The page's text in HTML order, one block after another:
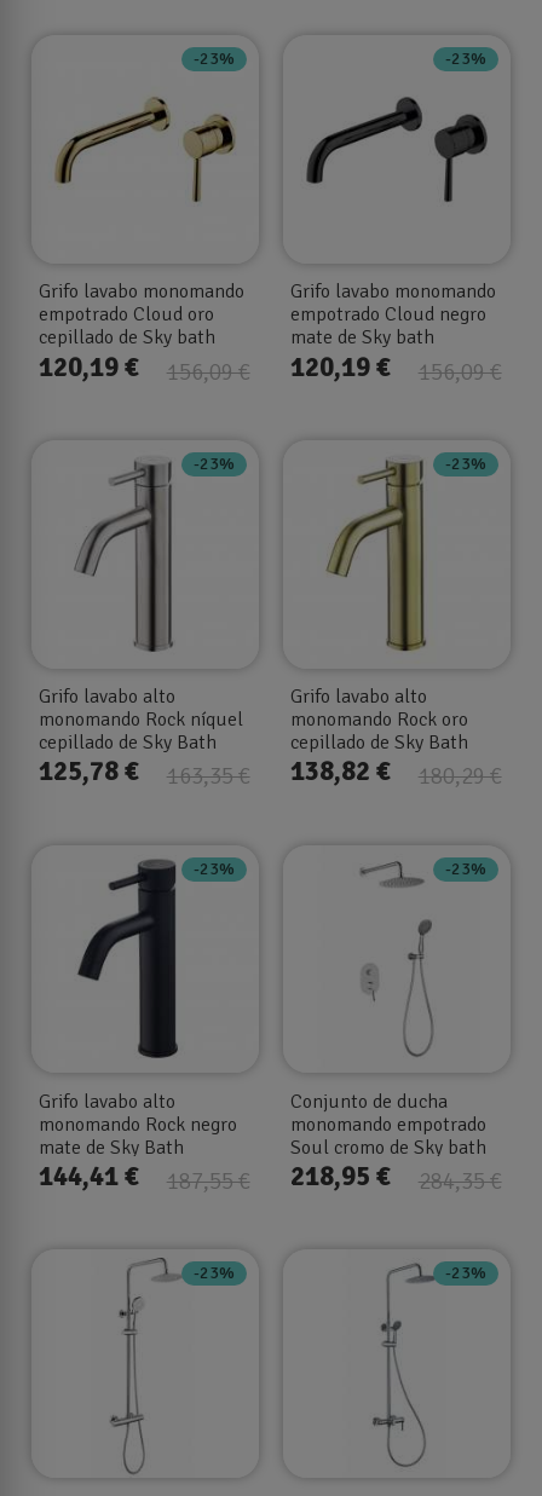
-23%
Grifo lavabo monomando
empotrado Cloud oro
cepillado de Sky bath
156,09 €
120,19 €
-23%
Grifo lavabo monomando
empotrado Cloud negro
mate de Sky bath
156,09 €
120,19 €
-23%
Grifo lavabo alto
monomando Rock níquel
cepillado de Sky Bath
163,35 €
125,78 €
-23%
Grifo lavabo alto
monomando Rock oro
cepillado de Sky Bath
180,29 €
138,82 €
-23%
Grifo lavabo alto
monomando Rock negro
mate de Sky Bath
187,55 €
144,41 €
-23%
Conjunto de ducha
monomando empotrado
Soul cromo de Sky bath
284,35 €
218,95 €
-23% -23%